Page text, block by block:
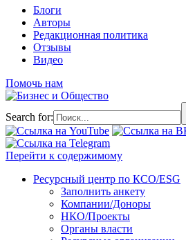
Блоги
Авторы
Редакционная политика
Отзывы
Видео
Помочь нам
Search for:
Перейти к содержимому
Ресурсный центр по КСО/ESG
Заполнить анкету
Компании/Доноры
НКО/Проекты
Органы власти